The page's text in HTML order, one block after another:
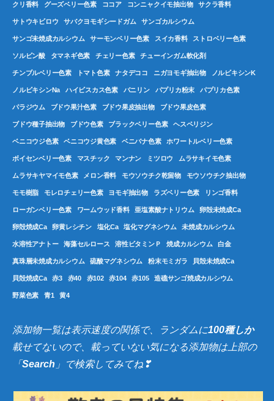
クリ香料 グーズベリー色素 ココア コンニャクイモ抽出物 サクラ香料
サトウキビロウ サバクヨモギシードガム サンゴカルシウム
サンゴ未焼成カルシウム サーモンベリー色素 スイカ香料 ストロベリー色素
ソルビン酸 タマネギ色素 チェリー色素 チューインガム軟化剤
チンブルベリー色素 トマト色素 ナタデココ ニガヨモギ抽出物 ノルビキシンK
ノルビキシンNa ハイビスカス色素 バニリン パプリカ粉末 パプリカ色素
パラジウム ブドウ果汁色素 ブドウ果皮抽出物 ブドウ果皮色素
ブドウ種子抽出物 ブドウ色素 ブラックベリー色素 ヘスペリジン
ベニコウジ色素 ベニコウジ黄色素 ベニバナ色素 ホワートルベリー色素
ボイセンベリー色素 マスチック マンナン ミツロウ ムラサキイモ色素
ムラサキヤマイモ色素 メロン香料 モウソウチク乾留物 モウソウチク抽出物
モモ樹脂 モレロチェリー色素 ヨモギ抽出物 ラズベリー色素 リンゴ香料
ローガンベリー色素 ワームウッド香料 亜塩素酸ナトリウム 卵殻未焼成Ca
卵殻焼成Ca 卵黄レシチン 塩化Ca 塩化マグネシウム 未焼成カルシウム
水溶性アナトー 海藻セルロース 溶性ビタミンＰ 焼成カルシウム 白金
真珠層未焼成カルシウム 硫酸マグネシウム 粉末モミガラ 貝殻未焼成Ca
貝殻焼成Ca 赤3 赤40 赤102 赤104 赤105 造礁サンゴ焼成カルシウム
野菜色素 青1 黄4
添加物一覧は表示速度の関係で、ランダムに100種しか
載せてないので、載っていない気になる添加物は上部の
「Search 」で検索してみてね❣